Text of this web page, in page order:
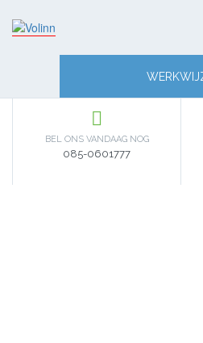
BEL ONS VANDAAG NOG
085-0601777